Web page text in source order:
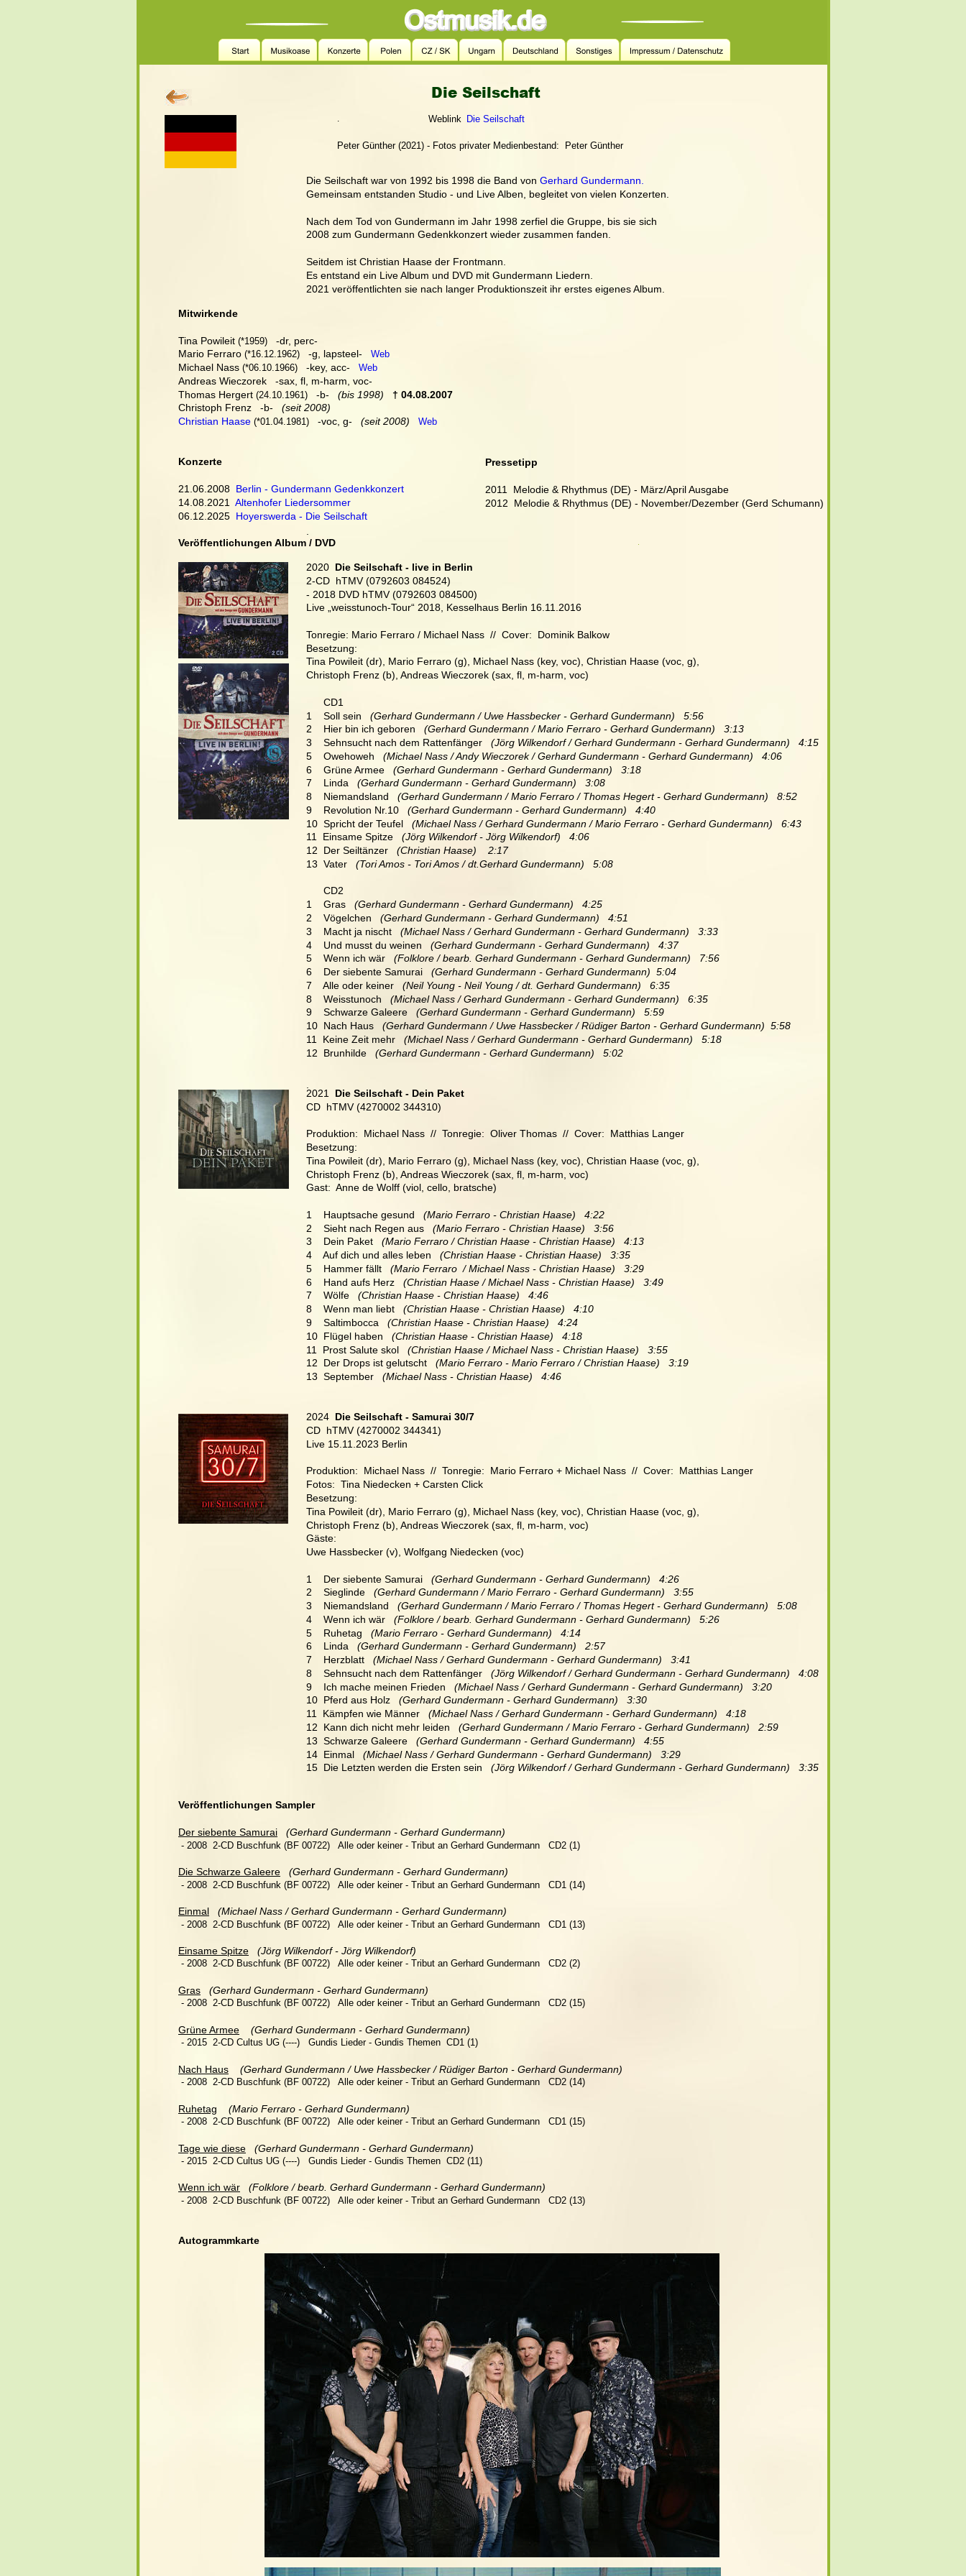
Die Seilschaft
Peter Günther (2021) - Fotos privater Medienbestand:  Peter Günther
.
Die Seilschaft war von 1992 bis 1998 die Band von Gerhard Gundermann.
Gemeinsam entstanden Studio - und Live Alben, begleitet von vielen Konzerten.
Nach dem Tod von Gundermann im Jahr 1998 zerfiel die Gruppe, bis sie sich
2008 zum Gundermann Gedenkkonzert wieder zusammen fanden.
Seitdem ist Christian Haase der Frontmann.
Es entstand ein Live Album und DVD mit Gundermann Liedern.
2021 veröffentlichten sie nach langer Produktionszeit ihr erstes eigenes Album.
.
Mitwirkende
Tina Powileit (*1959)
   -dr, perc-
Mario Ferraro (*16.12.1962)
   -g, lapsteel-
Web
Michael Nass (*06.10.1966)
   -key, acc-
Web
Andreas Wieczorek   -sax, fl, m-harm, voc-
Thomas Hergert (24.10.1961)
  -b-
(bis 1998)
† 04.08.2007
Christoph Frenz   -b- (seit 2008)
Christian Haase (*01.04.1981)
   -voc, g-
(seit 2008) Web
Konzerte
21.06.2008 Berlin - Gundermann Gedenkkonzert
14.08.2021 Altenhofer Liedersommer
06.12.2025 Hoyerswerda - Die Seilschaft
Veröffentlichungen Album / DVD
2020
  Die Seilschaft - live in Berlin
2-CD  hTMV (0792603 084524)
- 2018 DVD hTMV (0792603 084500)
Live „weisstunoch-Tour“ 2018, Kesselhaus Berlin 16.11.2016
Tonregie: Mario Ferraro / Michael Nass  //  Cover:  Dominik Balkow
Besetzung:
Tina Powileit (dr), Mario Ferraro (g), Michael Nass (key, voc), Christian Haase (voc, g),
Christoph Frenz (b), Andreas Wieczorek (sax, fl, m-harm, voc)
      CD1
1    Soll sein (Gerhard Gundermann / Uwe Hassbecker - Gerhard Gundermann)   5:56
2    Hier bin ich geboren (Gerhard Gundermann / Mario Ferraro - Gerhard Gundermann)   3:13
3    Sehnsucht nach dem Rattenfänger
(Jörg Wilkendorf / Gerhard Gundermann - Gerhard Gundermann)   4:15
5    Owehoweh (Michael Nass / Andy Wieczorek / Gerhard Gundermann - Gerhard Gundermann)   4:06
6    Grüne Armee
(Gerhard Gundermann - Gerhard Gundermann)   3:18
7    Linda
(Gerhard Gundermann - Gerhard Gundermann)   3:08
8    Niemandsland
  (Gerhard Gundermann / Mario Ferraro / Thomas Hegert - Gerhard Gundermann)   8:52
9    Revolution Nr.10
(Gerhard Gundermann - Gerhard Gundermann)   4:40
10  Spricht der Teufel
(Michael Nass / Gerhard Gundermann / Mario Ferraro - Gerhard Gundermann)   6:43
11  Einsame Spitze
(Jörg Wilkendorf - Jörg Wilkendorf)   4:06
12  Der Seiltänzer
(Christian Haase)    2:17
13  Vater
(Tori Amos - Tori Amos / dt.Gerhard Gundermann)   5:08
      CD2
1    Gras
(Gerhard Gundermann - Gerhard Gundermann)   4:25
2    Vögelchen
(Gerhard Gundermann - Gerhard Gundermann)   4:51
3    Macht ja nischt
(Michael Nass / Gerhard Gundermann - Gerhard Gundermann)   3:33
4    Und musst du weinen
(Gerhard Gundermann - Gerhard Gundermann)   4:37
5    Wenn ich wär
(Folklore / bearb. Gerhard Gundermann - Gerhard Gundermann)   7:56
6    Der siebente Samurai (Gerhard Gundermann - Gerhard Gundermann)  5:04
7    Alle oder keiner (Neil Young - Neil Young / dt. Gerhard Gundermann)   6:35
8    Weisstunoch
(Michael Nass / Gerhard Gundermann - Gerhard Gundermann)   6:35
9    Schwarze Galeere
(Gerhard Gundermann - Gerhard Gundermann)   5:59
10  Nach Haus (Gerhard Gundermann / Uwe Hassbecker / Rüdiger Barton - Gerhard Gundermann)  5:58
11  Keine Zeit mehr
(Michael Nass / Gerhard Gundermann - Gerhard Gundermann)   5:18
12  Brunhilde
(Gerhard Gundermann - Gerhard Gundermann)   5:02
2021
  Die Seilschaft - Dein Paket
CD  hTMV (4270002 344310)
Produktion:  Michael Nass  //  Tonregie:  Oliver Thomas  //  Cover:  Matthias Langer
Besetzung:
Tina Powileit (dr), Mario Ferraro (g), Michael Nass (key, voc), Christian Haase (voc, g),
Christoph Frenz (b), Andreas Wieczorek (sax, fl, m-harm, voc)
Gast:  Anne de Wolff (viol, cello, bratsche)
1    Hauptsache gesund
(Mario Ferraro - Christian Haase)   4:22
2    Sieht nach Regen aus
(Mario Ferraro - Christian Haase)   3:56
3    Dein Paket
(Mario Ferraro / Christian Haase - Christian Haase)   4:13
4    Auf dich und alles leben
(Christian Haase - Christian Haase)   3:35
5    Hammer fällt
(Mario Ferraro  / Michael Nass - Christian Haase)   3:29
6    Hand aufs Herz (Christian Haase / Michael Nass - Christian Haase)   3:49
7    Wölfe
(Christian Haase - Christian Haase)   4:46
8    Wenn man liebt
(Christian Haase - Christian Haase)   4:10
9    Saltimbocca
(Christian Haase - Christian Haase)   4:24
10  Flügel haben (Christian Haase - Christian Haase)   4:18
11  Prost Salute skol
(Christian Haase / Michael Nass - Christian Haase)   3:55
12  Der Drops ist gelutscht (Mario Ferraro - Mario Ferraro / Christian Haase)   3:19
13  September (Michael Nass - Christian Haase)   4:46
2024
  Die Seilschaft - Samurai 30/7
CD  hTMV (4270002 344341)
Live 15.11.2023 Berlin
Produktion:  Michael Nass  //  Tonregie:  Mario Ferraro + Michael Nass  //  Cover:  Matthias Langer
Fotos:  Tina Niedecken + Carsten Click
Besetzung:
Tina Powileit (dr), Mario Ferraro (g), Michael Nass (key, voc), Christian Haase (voc, g),
Christoph Frenz (b), Andreas Wieczorek (sax, fl, m-harm, voc)
Gäste:
Uwe Hassbecker (v), Wolfgang Niedecken (voc)
1    Der siebente Samurai (Gerhard Gundermann - Gerhard Gundermann)   4:26
2    Sieglinde
  (Gerhard Gundermann / Mario Ferraro - Gerhard Gundermann)   3:55
3    Niemandsland
   (Gerhard Gundermann / Mario Ferraro / Thomas Hegert - Gerhard Gundermann)   5:08
4    Wenn ich wär (Folklore / bearb. Gerhard Gundermann - Gerhard Gundermann)   5:26
5    Ruhetag (Mario Ferraro - Gerhard Gundermann)   4:14
6    Linda (Gerhard Gundermann - Gerhard Gundermann)   2:57
7    Herzblatt (Michael Nass / Gerhard Gundermann - Gerhard Gundermann)   3:41
8    Sehnsucht nach dem Rattenfänger (Jörg Wilkendorf / Gerhard Gundermann - Gerhard Gundermann)   4:08
9    Ich mache meinen Frieden
(Michael Nass / Gerhard Gundermann - Gerhard Gundermann)   3:20
10  Pferd aus Holz
(Gerhard Gundermann - Gerhard Gundermann)   3:30
11  Kämpfen wie Männer (Michael Nass / Gerhard Gundermann - Gerhard Gundermann)   4:18
12  Kann dich nicht mehr leiden (Gerhard Gundermann / Mario Ferraro - Gerhard Gundermann)   2:59
13  Schwarze Galeere
(Gerhard Gundermann - Gerhard Gundermann)   4:55
14  Einmal (Michael Nass / Gerhard Gundermann - Gerhard Gundermann)   3:29
15  Die Letzten werden die Ersten sein
  (Jörg Wilkendorf / Gerhard Gundermann - Gerhard Gundermann)   3:35
  Weblink
Die Seilschaft
Veröffentlichungen Sampler
Der siebente Samurai (Gerhard Gundermann - Gerhard Gundermann)
- 2008  2-CD Buschfunk (BF 00722)   Alle oder keiner - Tribut an Gerhard Gundermann   CD2 (1)
Die Schwarze Galeere (Gerhard Gundermann - Gerhard Gundermann)
- 2008  2-CD Buschfunk (BF 00722)   Alle oder keiner - Tribut an Gerhard Gundermann   CD1 (14)
Einmal (Michael Nass / Gerhard Gundermann - Gerhard Gundermann)
- 2008  2-CD Buschfunk (BF 00722)   Alle oder keiner - Tribut an Gerhard Gundermann   CD1 (13)
Einsame Spitze (Jörg Wilkendorf - Jörg Wilkendorf)
- 2008  2-CD Buschfunk (BF 00722)   Alle oder keiner - Tribut an Gerhard Gundermann   CD2 (2)
Gras (Gerhard Gundermann - Gerhard Gundermann)
- 2008  2-CD Buschfunk (BF 00722)   Alle oder keiner - Tribut an Gerhard Gundermann   CD2 (15)
Grüne Armee (Gerhard Gundermann - Gerhard Gundermann)
- 2015  2-CD Cultus UG (----)   Gundis Lieder - Gundis Themen  CD1 (1)
Nach Haus (Gerhard Gundermann / Uwe Hassbecker / Rüdiger Barton - Gerhard Gundermann)
- 2008  2-CD Buschfunk (BF 00722)   Alle oder keiner - Tribut an Gerhard Gundermann   CD2 (14)
Ruhetag
  (Mario Ferraro - Gerhard Gundermann)
- 2008  2-CD Buschfunk (BF 00722)   Alle oder keiner - Tribut an Gerhard Gundermann   CD1 (15)
Tage wie diese (Gerhard Gundermann - Gerhard Gundermann)
- 2015  2-CD Cultus UG (----)   Gundis Lieder - Gundis Themen  CD2 (11)
Wenn ich wär (Folklore / bearb. Gerhard Gundermann - Gerhard Gundermann)
- 2008  2-CD Buschfunk (BF 00722)   Alle oder keiner - Tribut an Gerhard Gundermann   CD2 (13)
Autogrammkarte
Pressetipp
2011  Melodie & Rhythmus (DE) - März/April Ausgabe
2012  Melodie & Rhythmus (DE) - November/Dezember (Gerd Schumann)